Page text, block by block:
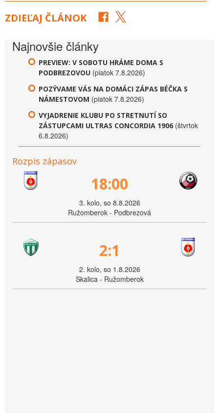
ZDIEĽAJ ČLÁNOK
Najnovšie články
PREVIEW: V SOBOTU HRÁME DOMA S
PODBREZOVOU (piatok 7.8.2026)
POZÝVAME VÁS NA DOMÁCI ZÁPAS BÉČKA S
NÁMESTOVOM (piatok 7.8.2026)
VYJADRENIE KLUBU PO STRETNUTÍ SO
ZÁSTUPCAMI ULTRAS CONCORDIA 1906 (štvrtok
6.8.2026)
Rozpis zápasov
18:00
3. kolo, so 8.8.2026
Ružomberok - Podbrezová
2:1
2. kolo, so 1.8.2026
Skalica - Ružomberok